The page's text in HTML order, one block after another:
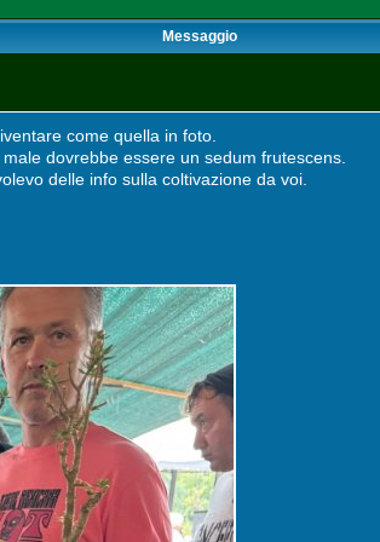
Messaggio
come quella in foto.
dovrebbe essere un sedum frutescens.
delle info sulla coltivazione da voi.